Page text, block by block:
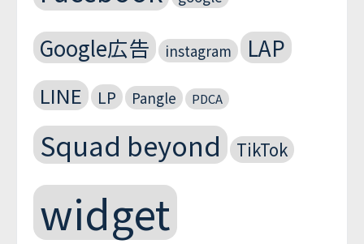
Google広告 instagram LAP
LINE LP Pangle PDCA
Squad beyond TikTok
widget